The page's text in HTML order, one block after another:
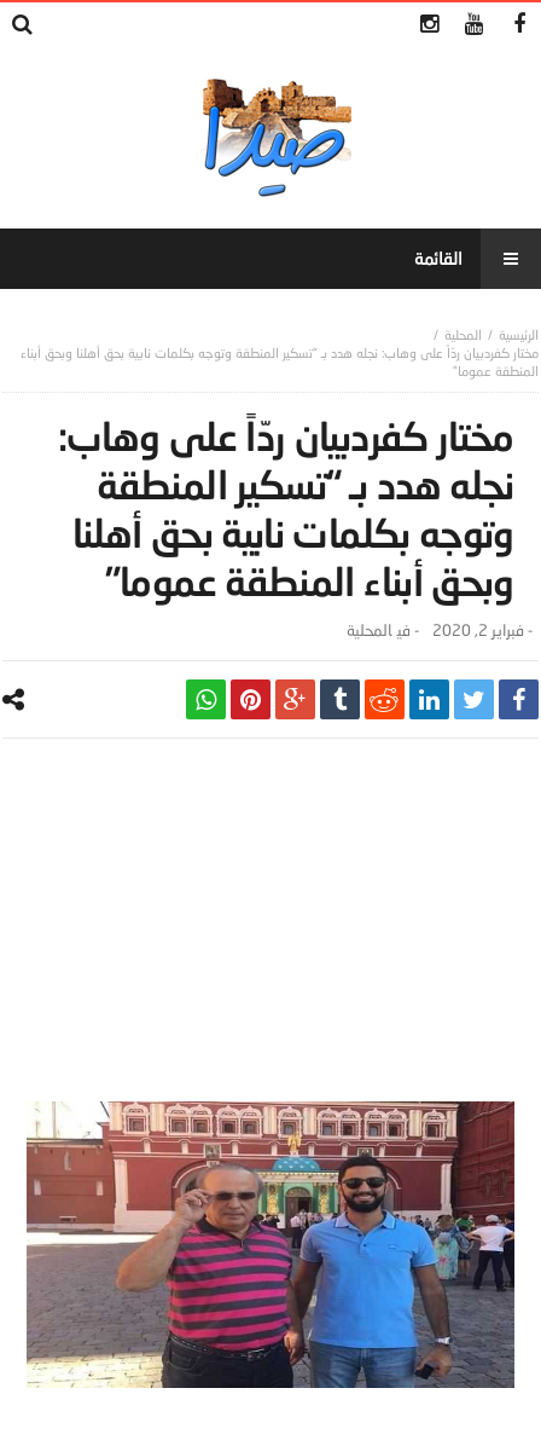
المحلية
مختار كفردبيان ردّاً على وهاب: نجله هدد بـ “تسكير المنطقة وتوجه بكلمات نابية بحق أهلنا وبحق أبناء
المنطقة عموما”
مختار كفردبيان ردّاً على وهاب:
نجله هدد بـ “تسكير المنطقة
وتوجه بكلمات نابية بحق أهلنا
وبحق أبناء المنطقة عموما”
- فبراير 2, 2020 - ‎في المحلية